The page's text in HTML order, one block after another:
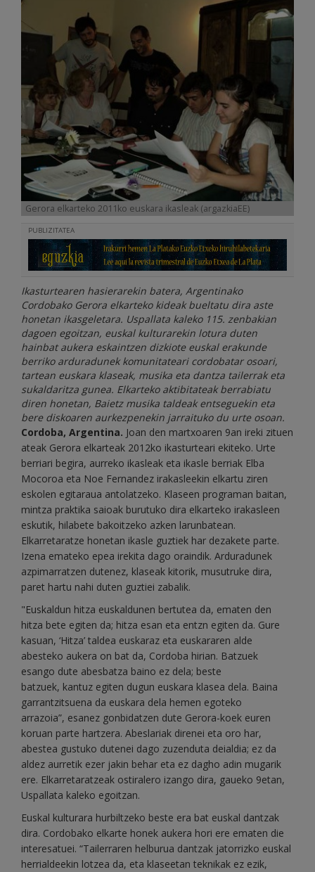
Gerora elkarteko 2011ko euskara ikasleak (argazkiaEE)
PUBLIZITATEA
Ikasturtearen hasierarekin batera, Argentinako
Cordobako Gerora elkarteko kideak bueltatu dira aste
honetan ikasgeletara. Uspallata kaleko 115. zenbakian
dagoen egoitzan, euskal kulturarekin lotura duten
hainbat aukera eskaintzen dizkiote euskal erakunde
berriko arduradunek komunitateari cordobatar osoari,
tartean euskara klaseak, musika eta dantza tailerrak eta
sukaldaritza gunea. Elkarteko aktibitateak berrabiatu
diren honetan, Baietz musika taldeak entseguekin eta
bere diskoaren aurkezpenekin jarraituko du urte osoan.
Cordoba, Argentina. Joan den martxoaren 9an ireki zituen
ateak Gerora elkarteak 2012ko ikasturteari ekiteko. Urte
berriari begira, aurreko ikasleak eta ikasle berriak Elba
Mocoroa eta Noe Fernandez irakasleekin elkartu ziren
eskolen egitaraua antolatzeko. Klaseen programan baitan,
mintza praktika saioak burutuko dira elkarteko irakasleen
eskutik, hilabete bakoitzeko azken larunbatean.
Elkarretaratze honetan ikasle guztiek har dezakete parte.
Izena emateko epea irekita dago oraindik. Arduradunek
azpimarratzen dutenez, klaseak kitorik, musutruke dira,
paret hartu nahi duten guztiei zabalik.
"Euskaldun hitza euskaldunen bertutea da, ematen den
hitza bete egiten da; hitza esan eta entzn egiten da. Gure
kasuan, ‘Hitza’ taldea euskaraz eta euskararen alde
abesteko aukera on bat da, Cordoba hirian. Batzuek
esango dute abesbatza baino ez dela; beste
batzuek, kantuz egiten dugun euskara klasea dela. Baina
garrantzitsuena da euskara dela hemen egoteko
arrazoia”, esanez gonbidatzen dute Gerora-koek euren
koruan parte hartzera. Abeslariak direnei eta oro har,
abestea gustuko dutenei dago zuzenduta deialdia; ez da
aldez aurretik ezer jakin behar eta ez dagho adin mugarik
ere. Elkarretaratzeak ostiralero izango dira, gaueko 9etan,
Uspallata kaleko egoitzan.
Euskal kulturara hurbiltzeko beste era bat euskal dantzak
dira. Cordobako elkarte honek aukera hori ere ematen die
interesatuei. “Tailerraren helburua dantzak jatorrizko euskal
herrialdeekin lotzea da, eta klaseetan teknikak ez ezik,